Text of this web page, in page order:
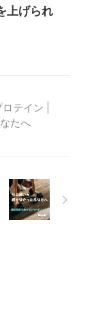
上げられ
テイン |
たへ